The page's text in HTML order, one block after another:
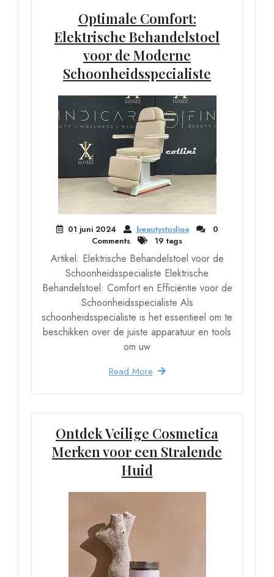
Optimale Comfort:
Elektrische Behandelstoel
voor de Moderne
Schoonheidsspecialiste
01 juni 2024 beautystudioa
0
Comments
19 tags
Artikel: Elektrische Behandelstoel voor de
Schoonheidsspecialiste Elektrische
Behandelstoel: Comfort en Efficiëntie voor de
Schoonheidsspecialiste Als
schoonheidsspecialiste is het essentieel om te
beschikken over de juiste apparatuur en tools
om uw
Read More
Ontdek Veilige Cosmetica
Merken voor een Stralende
Huid